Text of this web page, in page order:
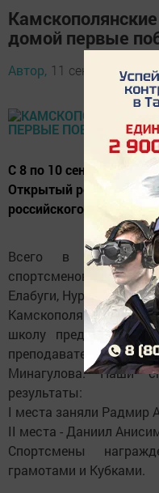
домой первые
Автор, 11 сентября
С 8 по 10 сентября в
Открытый
российского бокса.
Всего в
спортсменов из
Елабуги, Нурлата,
Камскополянскую
школу представляли
преподавателей
Минагулова. Наши
результаты:
I места заняли Радмир
II места - Даниил
Спортсмены
грамотами и Кубками.